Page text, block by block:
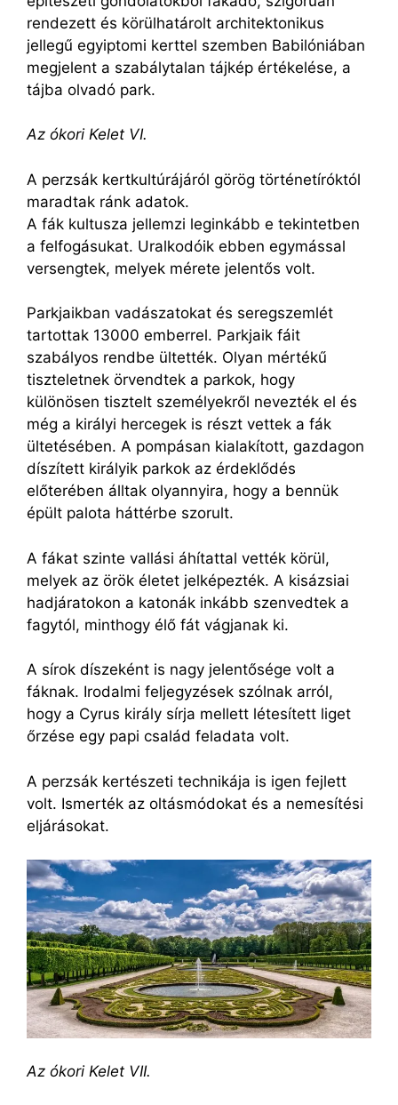
rendezett és körülhatárolt architektonikus
jellegű egyiptomi kerttel szemben Babilóniában
megjelent a szabálytalan tájkép értékelése, a
tájba olvadó park.
Az ókori Kelet VI.
A perzsák kertkultúrájáról görög történetíróktól
maradtak ránk adatok.
A fák kultusza jellemzi leginkább e tekintetben
a felfogásukat. Uralkodóik ebben egymással
versengtek, melyek mérete jelentős volt.
Parkjaikban vadászatokat és seregszemlét
tartottak 13000 emberrel. Parkjaik fáit
szabályos rendbe ültették. Olyan mértékű
tiszteletnek örvendtek a parkok, hogy
különösen tisztelt személyekről nevezték el és
még a királyi hercegek is részt vettek a fák
ültetésében. A pompásan kialakított, gazdagon
díszített királyik parkok az érdeklődés
előterében álltak olyannyira, hogy a bennük
épült palota háttérbe szorult.
A fákat szinte vallási áhítattal vették körül,
melyek az örök életet jelképezték. A kisázsiai
hadjáratokon a katonák inkább szenvedtek a
fagytól, minthogy élő fát vágjanak ki.
A sírok díszeként is nagy jelentősége volt a
fáknak. Irodalmi feljegyzések szólnak arról,
hogy a Cyrus király sírja mellett létesített liget
őrzése egy papi család feladata volt.
A perzsák kertészeti technikája is igen fejlett
volt. Ismerték az oltásmódokat és a nemesítési
eljárásokat.
Az ókori Kelet VII.